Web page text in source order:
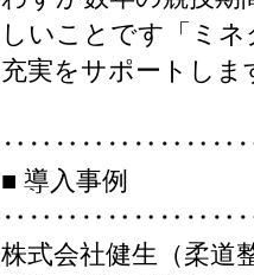
しいことです「ミ
充実をサポートしま
■ 導入事例
株式会社健生（柔道